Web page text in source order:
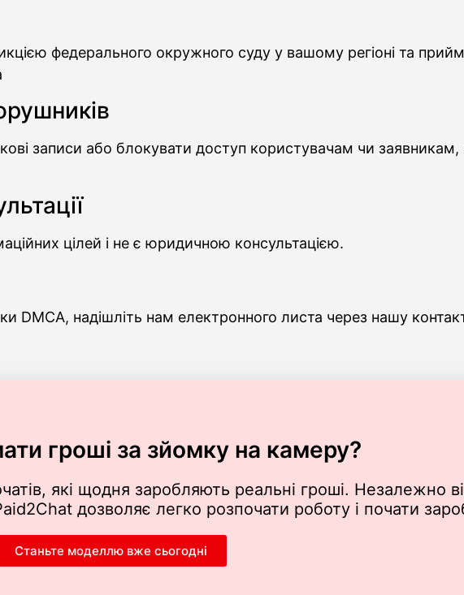
федерального окружного суду у вашому регіоні та
записи або блокувати доступ користувачам чи заявникам,
цілей і не є юридичною консультацією.
DMCA, надішліть нам електронного листа через нашу
гроші за зйомку на камеру?
які щодня заробляють реальні гроші. Незалежно
дозволяє легко розпочати роботу і почати
Станьте моделлю вже сьогодні